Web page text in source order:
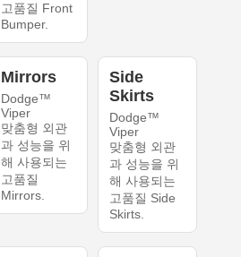
고품질 Front
Bumper.
Mirrors
Dodge™
Viper
맞춤형 외관
과 성능을 위
해 사용되는
고품질
Mirrors.
Side
Skirts
Dodge™
Viper
맞춤형 외관
과 성능을 위
해 사용되는
고품질 Side
Skirts.